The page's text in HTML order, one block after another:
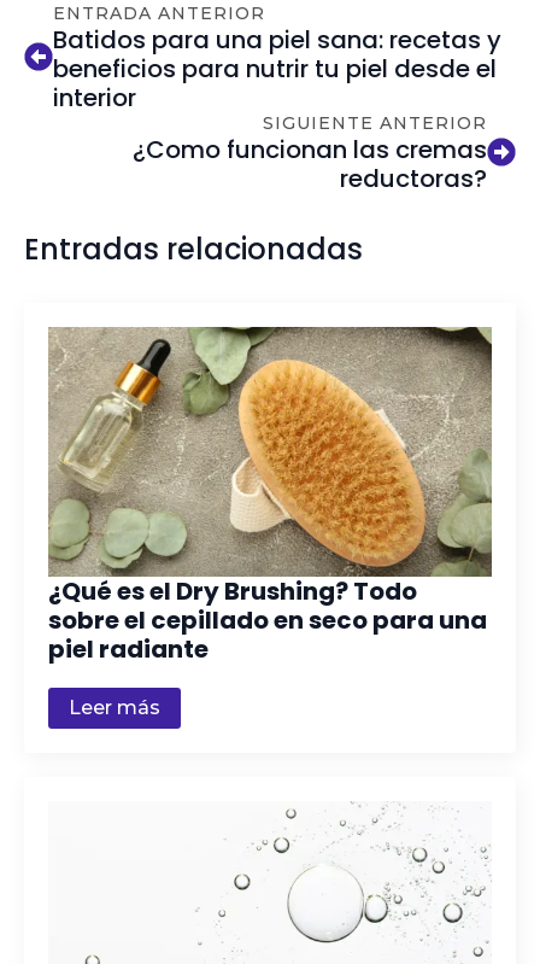
ENTRADA ANTERIOR
Batidos para una piel sana: recetas y
beneficios para nutrir tu piel desde el
interior
SIGUIENTE ANTERIOR
¿Como funcionan las cremas
reductoras?
Entradas relacionadas
¿Qué es el Dry Brushing? Todo
sobre el cepillado en seco para una
piel radiante
Leer más